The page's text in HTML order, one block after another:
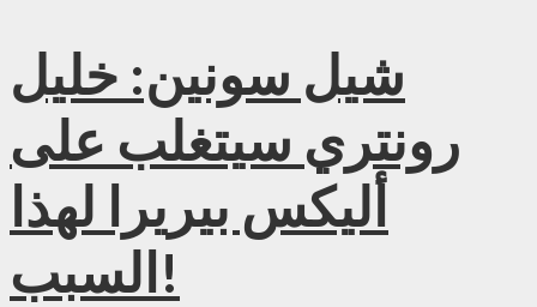
شيل سونين: خليل
رونتري سيتغلب على
أليكس بيريرا لهذا
السبب!